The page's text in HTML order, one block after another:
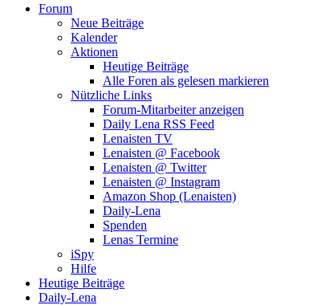
Forum
Neue Beiträge
Kalender
Aktionen
Heutige Beiträge
Alle Foren als gelesen markieren
Nützliche Links
Forum-Mitarbeiter anzeigen
Daily Lena RSS Feed
Lenaisten TV
Lenaisten @ Facebook
Lenaisten @ Twitter
Lenaisten @ Instagram
Amazon Shop (Lenaisten)
Daily-Lena
Spenden
Lenas Termine
iSpy
Hilfe
Heutige Beiträge
Daily-Lena